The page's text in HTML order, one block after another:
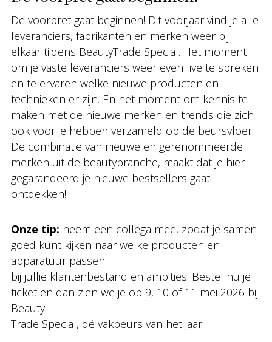
De voorpret gaat beginnen! Dit voorjaar vind je alle
leveranciers, fabrikanten en merken weer bij
elkaar tijdens BeautyTrade Special. Het moment
om je vaste leveranciers weer even live te spreken
en te ervaren welke nieuwe producten en
technieken er zijn. En het moment om kennis te
maken met de nieuwe merken en trends die zich
ook voor je hebben verzameld op de beursvloer.
De combinatie van nieuwe en gerenommeerde
merken uit de beautybranche, maakt dat je hier
gegarandeerd je nieuwe bestsellers gaat
ontdekken!
Onze tip: neem een collega mee, zodat je samen
goed kunt kijken naar welke producten en
apparatuur passen
bij jullie klantenbestand en ambities! Bestel nu je
ticket en dan zien we je op 9, 10 of 11 mei 2026 bij
Beauty
Trade Special, dé vakbeurs van het jaar!